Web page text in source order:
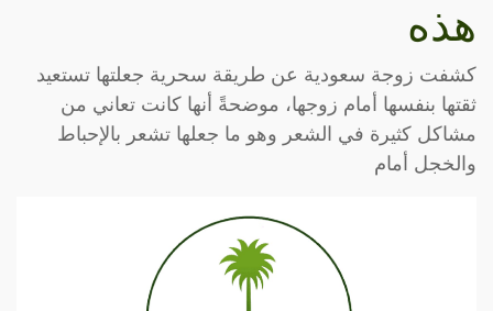
هذه
كشفت زوجة سعودية عن طريقة سحرية جعلتها تستعيد
ثقتها بنفسها أمام زوجها، موضحةً أنها كانت تعاني من
مشاكل كثيرة في الشعر وهو ما جعلها تشعر بالإحباط
والخجل أمام